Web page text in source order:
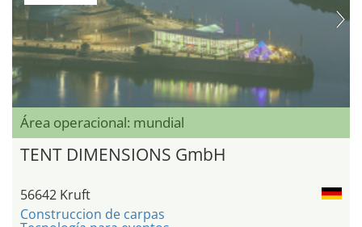
Área operacional: mundial
TENT DIMENSIONS GmbH
56642 Kruft
Construccion de carpas